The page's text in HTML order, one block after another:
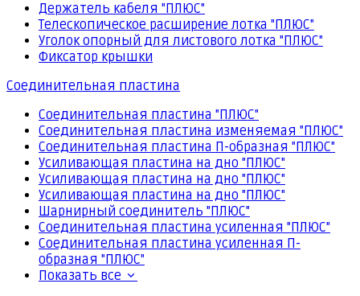
Держатель кабеля "ПЛЮС"
Телескопическое расширение лотка "ПЛЮС"
Уголок опорный для листового лотка "ПЛЮС"
Фиксатор крышки
Соединительная пластина
Соединительная пластина "ПЛЮС"
Соединительная пластина изменяемая "ПЛЮС"
Соединительная пластина П-образная "ПЛЮС"
Усиливающая пластина на дно "ПЛЮС"
Усиливающая пластина на дно "ПЛЮС"
Усиливающая пластина на дно "ПЛЮС"
Шарнирный соединитель "ПЛЮС"
Соединительная пластина усиленная "ПЛЮС"
Соединительная пластина усиленная П-
образная "ПЛЮС"
Показать все